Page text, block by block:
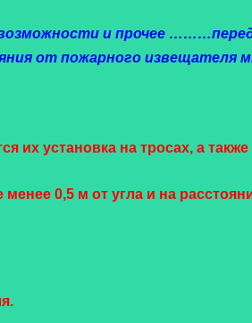
и прочее
от пожарного
их установка на тросах, а
0,5 м от угла и на